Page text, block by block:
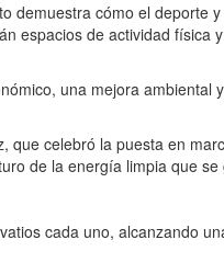
demuestra cómo el deporte
espacios de actividad física
una mejora ambiental
que celebró la puesta en
de la energía limpia que
cada uno, alcanzando